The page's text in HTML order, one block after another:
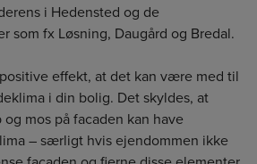
i Hedensted og de
som fx Løsning, Daugård og Bredal.
effekt, at det kan være med til
i din bolig. Det skyldes, at
mos på facaden kan have
– særligt hvis ejendommen ikke